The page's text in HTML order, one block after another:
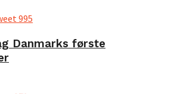
995
Danmarks første